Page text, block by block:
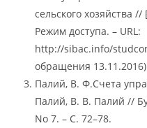
сельского хозяйства
Режим доступа. – URL:
http://sibac.info/
обращения
Палий, В. Ф.Счета
Палий, В. В. Палий //
No 7. – С. 72–78.